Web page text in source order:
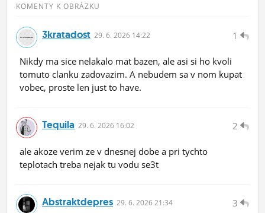
KOMENTY K OBRÁZKU
1
3kratadost 29. 6. 2026 14:22
Nikdy ma sice nelakalo mat bazen, ale asi si ho kvoli
tomuto clanku zadovazim. A nebudem sa v nom kupat
vobec, proste len just to have.
2
Tequila 29. 6. 2026 16:02
ale akoze verim ze v dnesnej dobe a pri tychto
teplotach treba nejak tu vodu se3t
3
Abstraktdepres 29. 6. 2026 21:34